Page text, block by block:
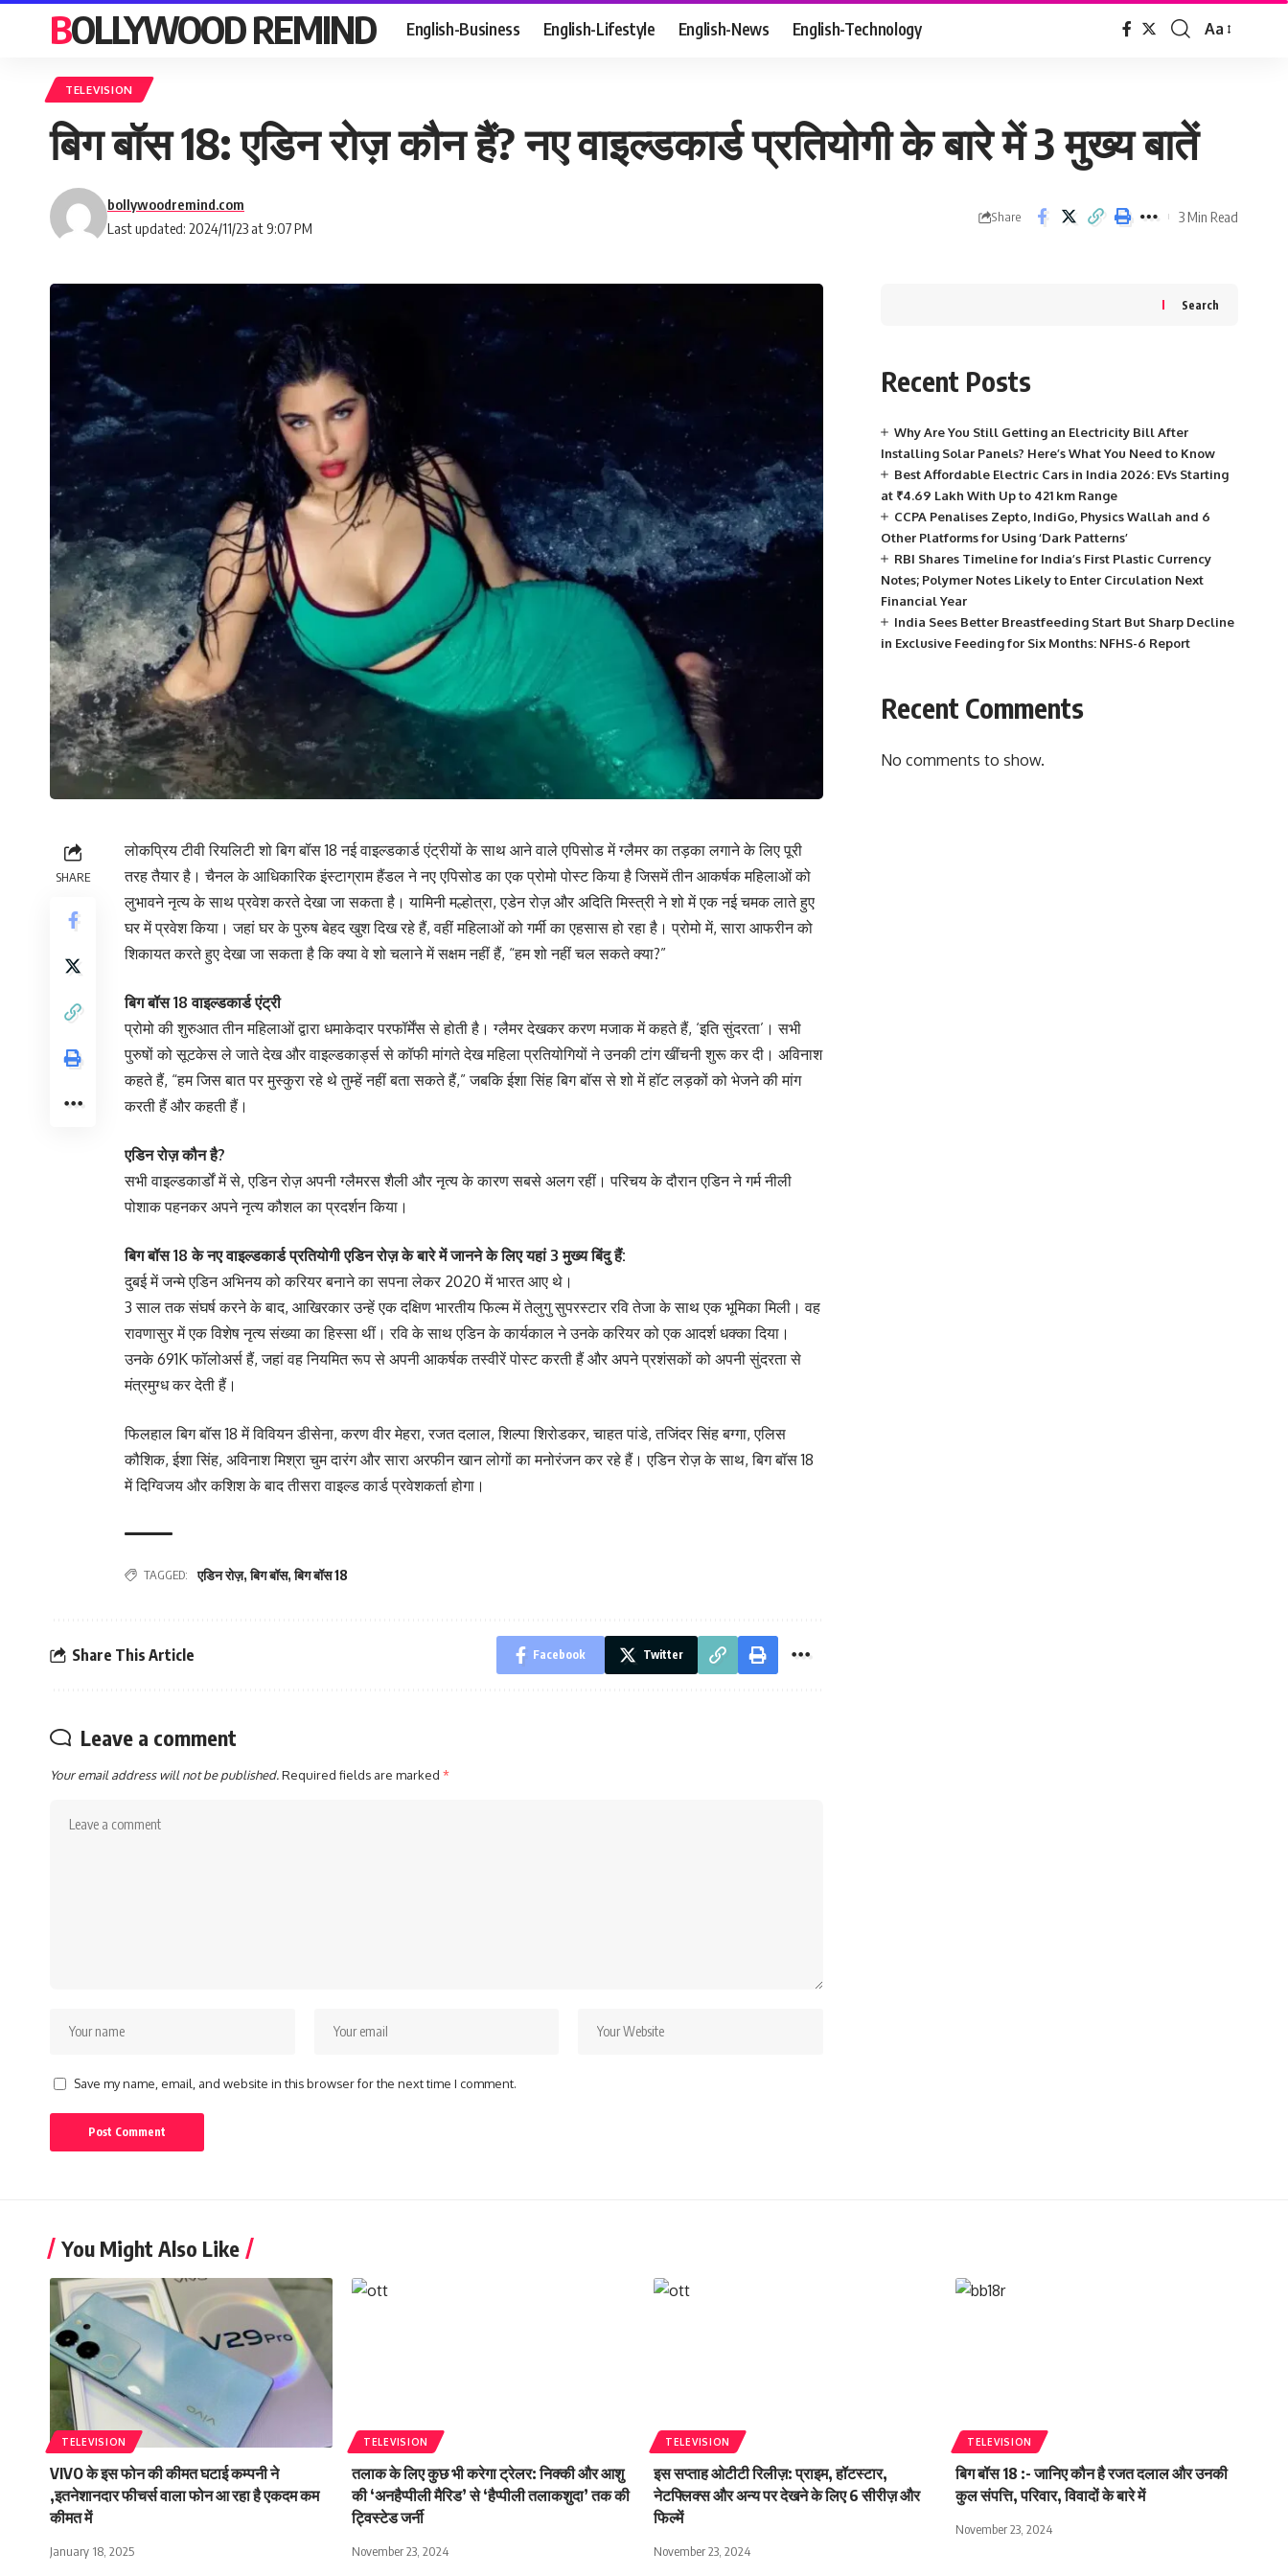
BOLLYWOOD REMIND English-Business English-Lifestyle English-News English-Technology
Font
Aa
TELEVISION
बिग बॉस 18: एडिन रोज़ कौन हैं? नए वाइल्डकार्ड प्रतियोगी के बारे में 3 मुख्य बातें
Last updated: 2024/11/23 at 9:07 PM
bollywoodremind.com
Share 3 Min Read
SHARE
लोकप्रिय टीवी रियलिटी शो बिग बॉस 18 नई वाइल्डकार्ड एंट्रीयों के साथ आने वाले एपिसोड में ग्लैमर का तड़का लगाने के लिए पूरी
तरह तैयार है। चैनल के आधिकारिक इंस्टाग्राम हैंडल ने नए एपिसोड का एक प्रोमो पोस्ट किया है जिसमें तीन आकर्षक महिलाओं को
लुभावने नृत्य के साथ प्रवेश करते देखा जा सकता है। यामिनी मल्होत्रा, एडेन रोज़ और अदिति मिस्त्री ने शो में एक नई चमक लाते हुए
घर में प्रवेश किया। जहां घर के पुरुष बेहद खुश दिख रहे हैं, वहीं महिलाओं को गर्मी का एहसास हो रहा है। प्रोमो में, सारा आफरीन को
शिकायत करते हुए देखा जा सकता है कि क्या वे शो चलाने में सक्षम नहीं हैं, “हम शो नहीं चल सकते क्या?”
बिग बॉस 18 वाइल्डकार्ड एंट्री
प्रोमो की शुरुआत तीन महिलाओं द्वारा धमाकेदार परफॉर्मेंस से होती है। ग्लैमर देखकर करण मजाक में कहते हैं, ‘इति सुंदरता’। सभी
पुरुषों को सूटकेस ले जाते देख और वाइल्डकार्ड्स से कॉफी मांगते देख महिला प्रतियोगियों ने उनकी टांग खींचनी शुरू कर दी। अविनाश
कहते हैं, “हम जिस बात पर मुस्कुरा रहे थे तुम्हें नहीं बता सकते हैं,” जबकि ईशा सिंह बिग बॉस से शो में हॉट लड़कों को भेजने की मांग
करती हैं और कहती हैं।
एडिन रोज़ कौन है?
सभी वाइल्डकार्डों में से, एडिन रोज़ अपनी ग्लैमरस शैली और नृत्य के कारण सबसे अलग रहीं। परिचय के दौरान एडिन ने गर्म नीली
पोशाक पहनकर अपने नृत्य कौशल का प्रदर्शन किया।
बिग बॉस 18 के नए वाइल्डकार्ड प्रतियोगी एडिन रोज़ के बारे में जानने के लिए यहां 3 मुख्य बिंदु हैं:
दुबई में जन्मे एडिन अभिनय को करियर बनाने का सपना लेकर 2020 में भारत आए थे।
3 साल तक संघर्ष करने के बाद, आखिरकार उन्हें एक दक्षिण भारतीय फिल्म में तेलुगु सुपरस्टार रवि तेजा के साथ एक भूमिका मिली। वह
रावणासुर में एक विशेष नृत्य संख्या का हिस्सा थीं। रवि के साथ एडिन के कार्यकाल ने उनके करियर को एक आदर्श धक्का दिया।
उनके 691K फॉलोअर्स हैं, जहां वह नियमित रूप से अपनी आकर्षक तस्वीरें पोस्ट करती हैं और अपने प्रशंसकों को अपनी सुंदरता से
मंत्रमुग्ध कर देती हैं।
फिलहाल बिग बॉस 18 में विवियन डीसेना, करण वीर मेहरा, रजत दलाल, शिल्पा शिरोडकर, चाहत पांडे, तजिंदर सिंह बग्गा, एलिस
कौशिक, ईशा सिंह, अविनाश मिश्रा चुम दारंग और सारा अरफीन खान लोगों का मनोरंजन कर रहे हैं। एडिन रोज़ के साथ, बिग बॉस 18
में दिग्विजय और कशिश के बाद तीसरा वाइल्ड कार्ड प्रवेशकर्ता होगा।
TAGGED: एडिन रोज़,बिग बॉस,बिग बॉस 18
Share This Article Facebook Twitter
Leave a comment
Your email address will not be published.Required fields are marked *
Save my name, email, and website in this browser for the next time I comment.
Search
Recent Posts
Why Are You Still Getting an Electricity Bill After
Installing Solar Panels? Here’s What You Need to Know
Best Affordable Electric Cars in India 2026: EVs Starting
at ₹4.69 Lakh With Up to 421 km Range
CCPA Penalises Zepto, IndiGo, Physics Wallah and 6
Other Platforms for Using ‘Dark Patterns’
RBI Shares Timeline for India’s First Plastic Currency
Notes; Polymer Notes Likely to Enter Circulation Next
Financial Year
India Sees Better Breastfeeding Start But Sharp Decline
in Exclusive Feeding for Six Months: NFHS-6 Report
Recent Comments
No comments to show.
You Might Also Like
TELEVISION
VIVO के इस फोन की कीमत घटाई कम्पनी ने
,इतनेशानदार फीचर्स वाला फोन आ रहा है एकदम कम
कीमत में
January 18, 2025
TELEVISION
तलाक के लिए कुछ भी करेगा ट्रेलर: निक्की और आशु
की ‘अनहैप्पीली मैरिड’ से ‘हैप्पीली तलाकशुदा’ तक की
ट्विस्टेड जर्नी
November 23, 2024
TELEVISION
इस सप्ताह ओटीटी रिलीज़: प्राइम, हॉटस्टार,
नेटफ्लिक्स और अन्य पर देखने के लिए 6 सीरीज़ और
फिल्में
November 23, 2024
TELEVISION
बिग बॉस 18 :- जानिए कौन है रजत दलाल और उनकी
कुल संपत्ति, परिवार, विवादों के बारे में
November 23, 2024